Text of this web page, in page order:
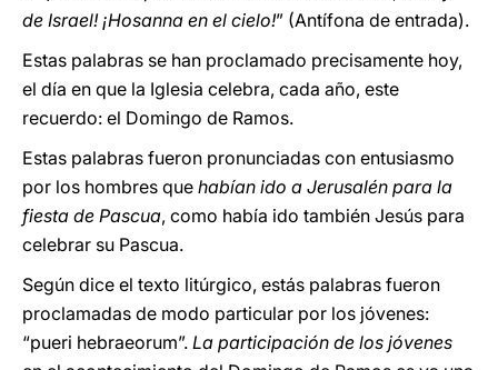
de Israel! ¡Hosanna en el cielo!” (Antífona de entrada).
Estas palabras se han proclamado precisamente hoy,
el día en que la Iglesia celebra, cada año, este
recuerdo: el Domingo de Ramos.
Estas palabras fueron pronunciadas con entusiasmo
por los hombres que habían ido a Jerusalén para la
fiesta de Pascua, como había ido también Jesús para
celebrar su Pascua.
Según dice el texto litúrgico, estás palabras fueron
proclamadas de modo particular por los jóvenes:
“pueri hebraeorum”. La participación de los jóvenes